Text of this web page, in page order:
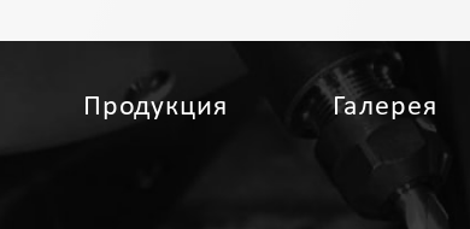
Продукция Галерея